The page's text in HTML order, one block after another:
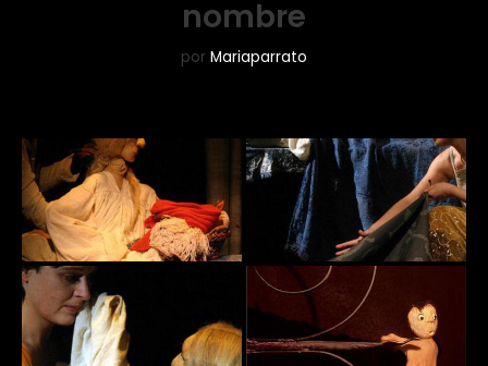
nombre
por Mariaparrato